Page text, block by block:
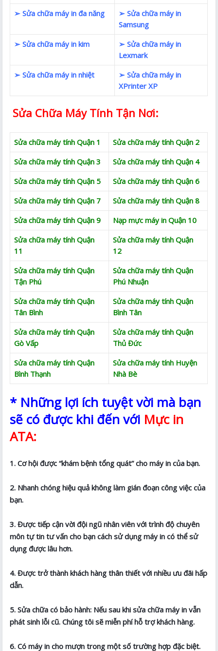
➢ Sửa chữa máy in đa năng
➢ Sửa chữa máy in
Samsung
➢ Sửa chữa máy in kim
➢ Sửa chữa máy in
Lexmark
➢ Sửa chữa máy in nhiệt
➢ Sửa chữa máy in
XPrinter XP
Sửa Chữa Máy Tính Tận Nơi:
Sửa chữa máy tính Quận 1
Sửa chữa máy tính Quận 2
Sửa chữa máy tính Quận 3
Sửa chữa máy tính Quận 4
Sửa chữa máy tính Quận 5
Sửa chữa máy tính Quận 6
Sửa chữa máy tính Quận 7
Sửa chữa máy tính Quận 8
Sửa chữa máy tính Quận 9
Nạp mực máy in Quận 10
Sửa chữa máy tính Quận
11
Sửa chữa máy tính Quận
12
Sửa chữa máy tính Quận
Tận Phú
Sửa chữa máy tính Quận
Phú Nhuận
Sửa chữa máy tính Quận
Tân Bình
Sửa chữa máy tính Quận
Bình Tân
Sửa chữa máy tính Quận
Gò Vấp
Sửa chữa máy tính Quận
Thủ Đức
Sửa chữa máy tính Quận
Bình Thạnh
Sửa chữa máy tính Huyện
Nhà Bè
* Những lợi ích tuyệt vời mà bạn
sẽ có được khi đến với Mực in
ATA:
1. Cơ hội được “khám bệnh tổng quát” cho máy in của bạn.
2. Nhanh chóng hiệu quả không làm gián đoạn công việc của
bạn.
3. Được tiếp cận vời đội ngũ nhân viên với trình độ chuyên
môn tự tin tư vấn cho bạn cách sử dụng máy in có thể sử
dụng được lâu hơn.
4. Được trở thành khách hàng thân thiết với nhiều ưu đãi hấp
dẫn.
5. Sửa chữa có bảo hành: Nếu sau khi sửa chữa máy in vẫn
phát sinh lỗi cũ. Chúng tôi sẽ miễn phí hỗ trợ khách hàng.
6. Có máy in cho mượn trong một số trường hợp đặc biệt.